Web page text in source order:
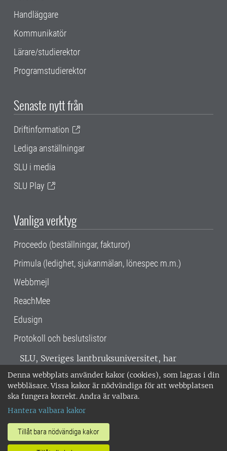
Denna webbplats använder kakor (cookies), som lagras i din
webbläsare. Vissa kakor är nödvändiga för att webbplatsen
ska fungera korrekt. Andra är valbara.
Hantera valbara kakor
Tillåt bara nödvändiga kakor
Handläggare
Kommunikatör
Lärare/studierektor
Programstudierektor
Senaste nytt från
Driftinformation
Lediga anställningar
SLU i media
SLU Play
Vanliga verktyg
Proceedo (beställningar, fakturor)
Primula (ledighet, sjukanmälan, lönespec m.m.)
Webbmejl
ReachMee
Edusign
Protokoll och beslutslistor
SLU, Sveriges lantbruksuniversitet, har
verksamhet över hela Sverige. Huvudorter är
Alnarp, Uppsala och Umeå.SLU är
miljöcertifierat enligt ISO 14001. •
018-67 10 00 • Org nr: 202100-2817 •
Om SLU:s webbplatser
•Hantera kakor•Behandling av